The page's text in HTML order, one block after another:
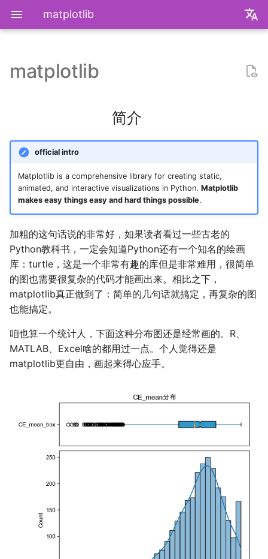
matplotlib
en
关于本站和我的一切
点亮的地图
正式的简历
本站编年史
兴趣爱好
链接
广告
装机必备
我不是药神
爬虫
反调试和反反调试
复旦
复旦的自动化生活
复旦校园网VPN
书影音
「你的名字」
「和Summer的五百天」
I Just Called to Say I
You
我用Mac
QuickLook
iTerm2+zsh
sketchybar+yabai
Hammerspoon
神游
摄影
nlog
尼康 Z5ii
尼康 Z5
摄影术语
Algorithm
生成模型
搜索引擎
广告系统
推荐系统
Interview
数据库
Hadoop
Interview
Docker进阶
搭建一个代理服务器
Jupyter
远程服务
进阶使用
打印
ipynb展示
下一个排列
接雨水
N皇后
爬楼梯问题
从前序与中序遍历构造二
二叉树最大路径
寻找旋转排序数组中的最
最长递增子列
区间和的个数
网络延迟时间
K站中转内最便宜的航班
公交线路
Shell快捷键
Shell Redirection
Shell Expansion
SSH
SSH Jump
传输文件
Best practices
写数学公式的坑
控制插件加载
mkdocs插件开发
全自动追番
飞牛OS
自建云相册
在线VSCode
远程控制安卓手机
SSL/TLS证书
Telegram Bot
在Win上搭建NAS
自动化Workflow
自建Overleaf
Plex实时活动
个人媒体库
NS开发
2026
毕业2️.搬家
毕业2️.旅行.洛阳（DLC）
毕业2️.旅行.新疆
好客山东欢迎我
饮长江水，食武昌鱼
四月天，樱飞舞
过不寻常年
泗阳三日游
再游迪士尼
照片有毒
婚礼日记
晚霞·不晚
再游北京
杭州两日游
踏春
再游日本
2024 お誕生日おめでとう
小霞 3.0
China Joy 2024
厦门三日游
We Shouldn't Chat
端午安康
要不去干教培吧
答案或许是不给
新版博客！
冬が一番嫌い
2023
称呼zy的20种方法
毕业.留影
毕业.旅行.日本
毕业.论文
卖身记（二）
曲中有真意
毕业.课程
2022
2021
2020
2019
BiliBili World 2019
内置类
Python数据结构练习
函数式编程
bisect
os
time
doctest
itertools
fractions
多维数组
数据操作
作图
快速入门
数据加载
搭建模型
模型初始化
优化模型
分布式训练
训练技巧
编译优化
收发邮件
国家药监局GSP认证信息
地方药监局GSP认证信息
超大csv文件转xlsx文件
为什么要学go？
go中的分号
dzd
npnn
pymd
plt-gallery
bilibili_poster
高中数学讲义
mkdocs-ai-summary
AirPrint-with-Python
Course-Selection-System
基础课
运筹学
概率论与数理统计
统计软件
时间序列分析
抽样调查
多元分析
随机过程
属性数据分析
非参数统计
选修课 算法导论
数据科学编程基础
数据库与企业数据管理
模式识别和机器学习
人工智能编程框架
OpenMMLab实践
研究生课
数值计算
时间序列
神经网络和深度学习
人工智能与机器学习
统计计算
金融风险
个人兴趣
操作系统
计算机网络
数学分析
有理函数积分范式
pi的无理性
有理数集是可数的
泰勒展开
导数漫谈
双曲函数
习题
线性代数 正交子空间
常系数线性微分方程组
线性齐次差分方程
旋转变换矩阵
初等数论
抽象代数
域和线性空间
规矩数
概率论
正态分布的六种导出方式
秘书问题
暴击率补偿问题
Montmort问题
习题
matplotlib
简介
official intro
Matplotlib is a comprehensive library for creating static,
animated, and interactive visualizations in Python. Matplotlib
makes easy things easy and hard things possible.
加粗的这句话说的非常好，如果读者看过一些古老的
Python教科书，一定会知道Python还有一个知名的绘画
库：turtle，这是一个非常有趣的库但是非常难用，很简单
的图也需要很复杂的代码才能画出来。相比之下，
matplotlib真正做到了：简单的几句话就搞定，再复杂的图
也能搞定。
咱也算一个统计人，下面这种分布图还是经常画的。R、
MATLAB、Excel啥的都用过一点。个人觉得还是
matplotlib更自由，画起来得心应手。